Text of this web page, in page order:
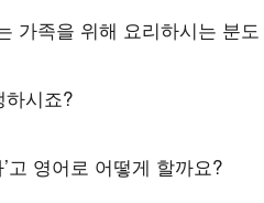
가족을 위해 요리하시는 분도
하시죠?
’고 영어로 어떻게 할까요?